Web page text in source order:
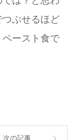
ぶせるほど
ースト食で
次の記事